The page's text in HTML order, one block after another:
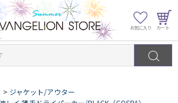
> ジャケット/アウター